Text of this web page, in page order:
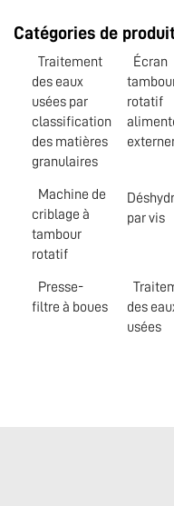
Catégories de
Traitement
des eaux
usées par
classification
des matières
granulaires
Écran
rotatif
Machine de
criblage à
tambour
rotatif
par vis
Presse-
filtre à boues
des
usées